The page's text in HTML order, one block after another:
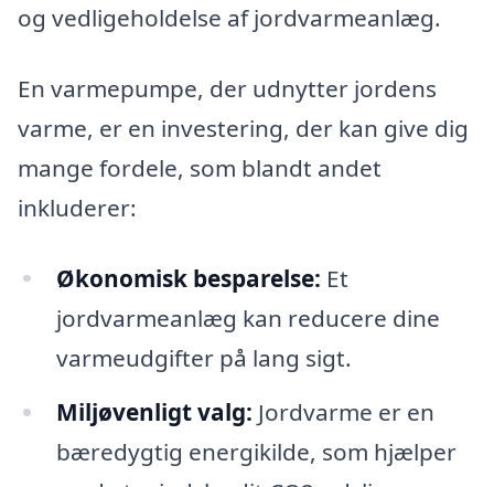
og vedligeholdelse af jordvarmeanlæg.
En varmepumpe, der udnytter jordens
varme, er en investering, der kan give dig
mange fordele, som blandt andet
inkluderer:
Økonomisk besparelse: Et
jordvarmeanlæg kan reducere dine
varmeudgifter på lang sigt.
Miljøvenligt valg: Jordvarme er en
bæredygtig energikilde, som hjælper